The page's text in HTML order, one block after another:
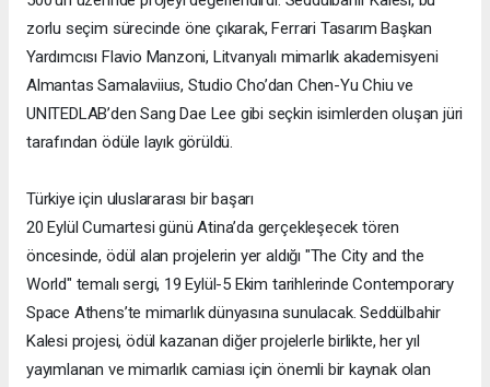
zorlu seçim sürecinde öne çıkarak, Ferrari Tasarım Başkan
Yardımcısı Flavio Manzoni, Litvanyalı mimarlık akademisyeni
Almantas Samalaviius, Studio Cho’dan Chen-Yu Chiu ve
UNITEDLAB’den Sang Dae Lee gibi seçkin isimlerden oluşan jüri
tarafından ödüle layık görüldü.
Türkiye için uluslararası bir başarı
20 Eylül Cumartesi günü Atina’da gerçekleşecek tören
öncesinde, ödül alan projelerin yer aldığı "The City and the
World" temalı sergi, 19 Eylül-5 Ekim tarihlerinde Contemporary
Space Athens’te mimarlık dünyasına sunulacak. Seddülbahir
Kalesi projesi, ödül kazanan diğer projelerle birlikte, her yıl
yayımlanan ve mimarlık camiası için önemli bir kaynak olan